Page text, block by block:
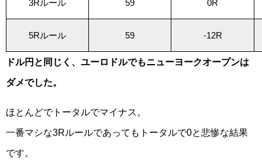
3Rルール 59 0R
5Rルール 59 -12R
ドル円と同じく、ユーロドルでもニューヨークオープンは
ダメでした。
ほとんどでトータルでマイナス。
一番マシな3Rルールであってもトータルで0と悲惨な結果
です。